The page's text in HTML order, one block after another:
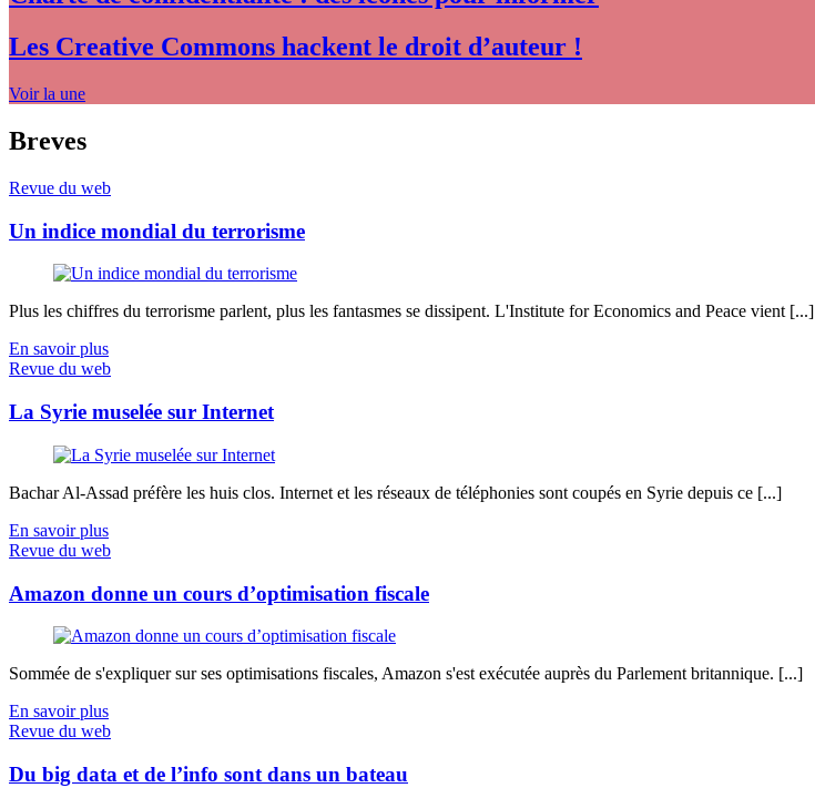
Les Creative Commons hackent le droit d’auteur !
Voir la une
Breves
Revue du web
Un indice mondial du terrorisme
Plus les chiffres du terrorisme parlent, plus les fantasmes se dissipent. L'Institute for Economics and Peace vient [...]
En savoir plus
Revue du web
La Syrie muselée sur Internet
Bachar Al-Assad préfère les huis clos. Internet et les réseaux de téléphonies sont coupés en Syrie depuis ce [...]
En savoir plus
Revue du web
Amazon donne un cours d’optimisation fiscale
Sommée de s'expliquer sur ses optimisations fiscales, Amazon s'est exécutée auprès du Parlement britannique. [...]
En savoir plus
Revue du web
Du big data et de l’info sont dans un bateau